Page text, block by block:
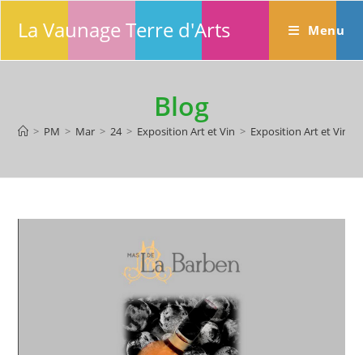
La Vaunage Terre d'Arts Menu
Blog
> PM > Mar > 24 > Exposition Art et Vin > Exposition Art et Vin